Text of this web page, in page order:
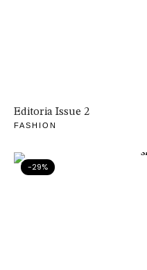
Editoria Issue 2
FASHION
-29%